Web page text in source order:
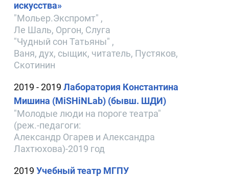
искусства»
"Мольер.Экспромт" ,
Ле Шаль, Оргон, Слуга
"Чудный сон Татьяны" ,
Ваня, дух, сыщик, читатель, Пустяков,
Скотинин
2019 - 2019Лаборатория Константина
Мишина (MiSHiNLab) (бывш. ШДИ)
"Молодые люди на пороге театра"
(реж.-педагоги:
Александр Огарев и Александра
Лахтюхова)-2019 год
2019Учебный театр МГПУ